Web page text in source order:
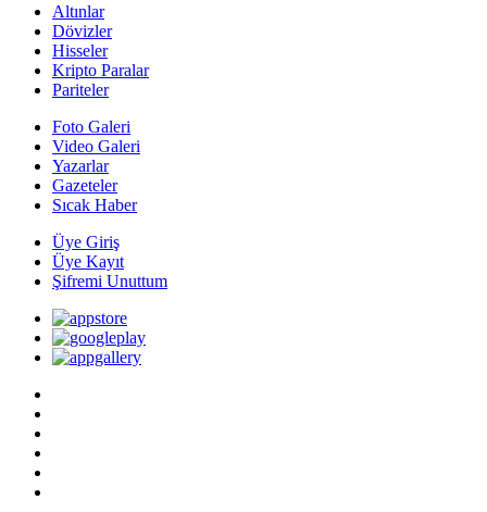
Altınlar
Dövizler
Hisseler
Kripto Paralar
Pariteler
Foto Galeri
Video Galeri
Yazarlar
Gazeteler
Sıcak Haber
Üye Giriş
Üye Kayıt
Şifremi Unuttum